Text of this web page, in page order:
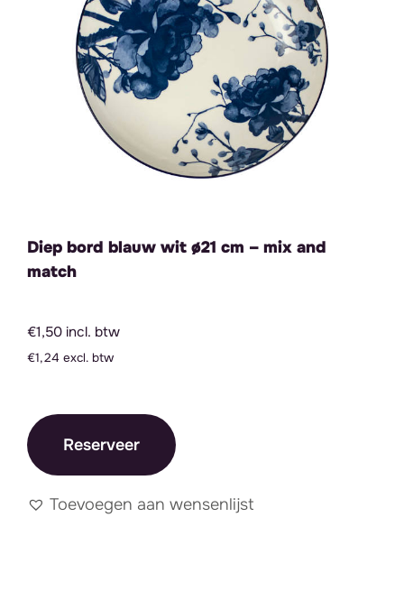
Diep bord blauw wit ø21 cm – mix and
match
€1,50 incl. btw
€1,24 excl. btw
Reserveer
Toevoegen aan wensenlijst